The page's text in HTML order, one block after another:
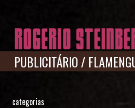
PUBLICITÁRIO /
categorias